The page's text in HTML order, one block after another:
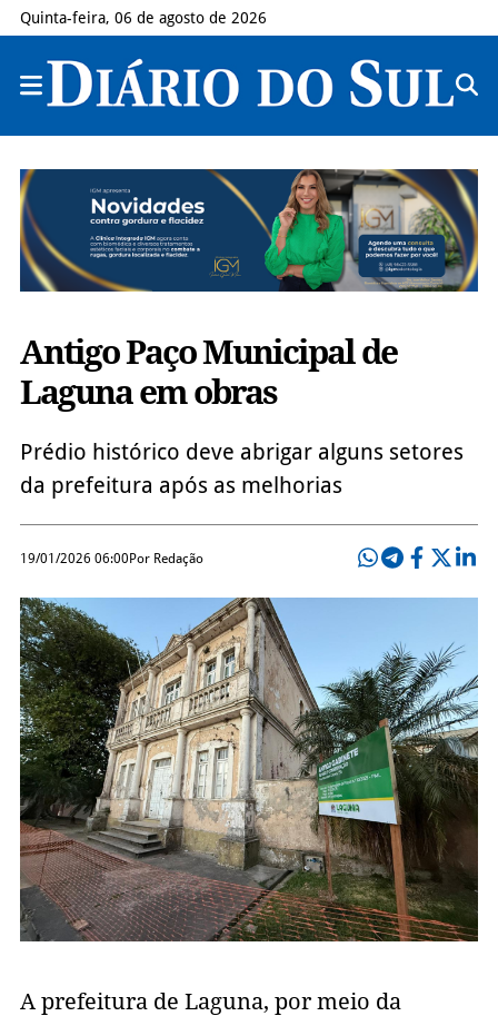
Quinta-feira, 06 de agosto de 2026
Antigo Paço Municipal de
Laguna em obras
Prédio histórico deve abrigar alguns setores
da prefeitura após as melhorias
19/01/2026 06:00Por Redação
A prefeitura de Laguna, por meio da